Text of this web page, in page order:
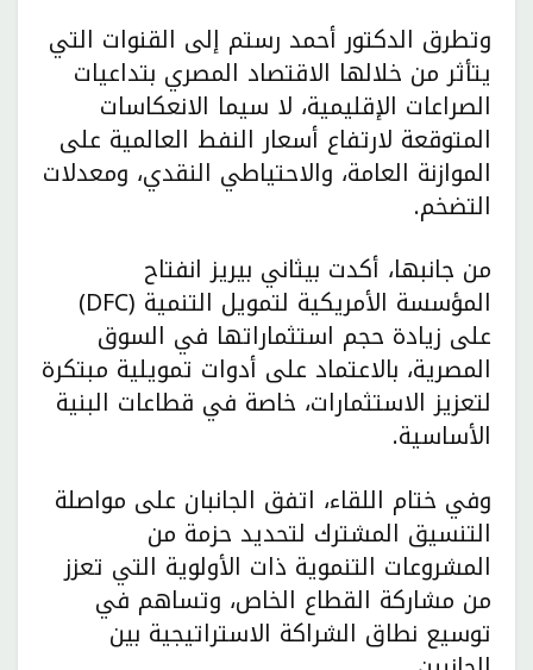
وتطرق الدكتور أحمد رستم إلى القنوات التي
يتأثر من خلالها الاقتصاد المصري بتداعيات
الصراعات الإقليمية، لا سيما الانعكاسات
المتوقعة لارتفاع أسعار النفط العالمية على
الموازنة العامة، والاحتياطي النقدي، ومعدلات
التضخم.
من جانبها، أكدت بيثاني بيريز انفتاح
المؤسسة الأمريكية لتمويل التنمية (DFC)
على زيادة حجم استثماراتها في السوق
المصرية، بالاعتماد على أدوات تمويلية مبتكرة
لتعزيز الاستثمارات، خاصة في قطاعات البنية
الأساسية.
وفي ختام اللقاء، اتفق الجانبان على مواصلة
التنسيق المشترك لتحديد حزمة من
المشروعات التنموية ذات الأولوية التي تعزز
من مشاركة القطاع الخاص، وتساهم في
توسيع نطاق الشراكة الاستراتيجية بين